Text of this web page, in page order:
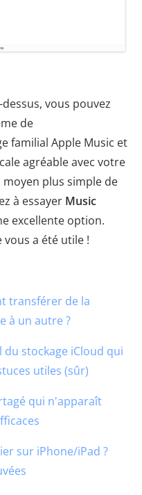
vous pouvez
de
familial Apple Music et
agréable avec votre
plus simple de
à essayer Music
excellente option.
a été utile !
transférer de la
à un autre ?
stockage iCloud qui
utiles (sûr)
qui n'apparaît
sur iPhone/iPad ?